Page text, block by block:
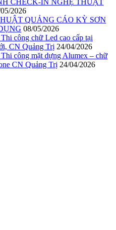
2026
QUẢNG CÁO KỲ SƠN
08/05/2026
công chữ Led cao cấp tại
CN Quảng Trị 24/04/2026
công mặt dựng Alumex – chữ
CN Quảng Trị 24/04/2026